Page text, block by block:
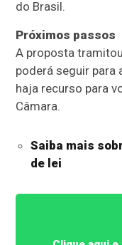
do Brasil.
Próximos passos
A proposta
poderá seguir para
haja recurso para
Câmara.
Saiba mais
de lei